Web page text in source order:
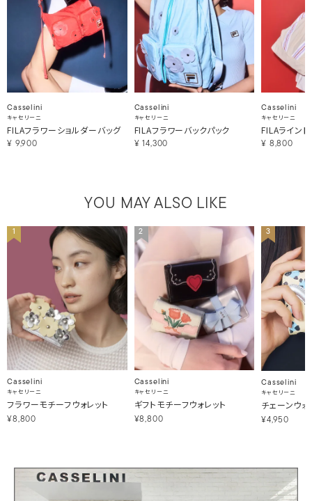
Casselini
キャセリーニ
FILAフラワーショルダーバッグ
¥ 9,900
Casselini
キャセリーニ
FILAフラワーバックパック
¥ 14,300
Casselini
キャセリーニ
FILAライン
¥ 8,800
YOU MAY ALSO LIKE
1
Casselini
キャセリーニ
フラワーモチーフウォレット
¥8,800
2
Casselini
キャセリーニ
ギフトモチーフウォレット
¥8,800
3
Casselini
キャセリーニ
チェーンウォ
¥4,950